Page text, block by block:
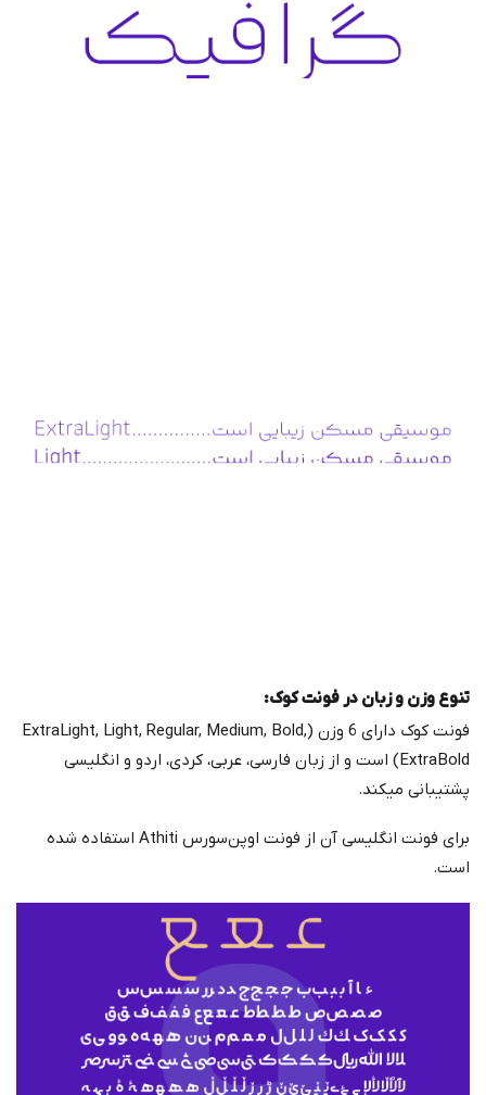
تنوع وزن و زبان در فونت کوک:
فونت کوک دارای 6 وزن (ExtraLight, Light, Regular, Medium, Bold,
ExtraBold) است و از زبان فارسی، عربی، کردی، اردو و انگلیسی
پشتیبانی میکند.
برای فونت انگلیسی آن از فونت اوپن‌سورس Athiti استفاده شده
است.